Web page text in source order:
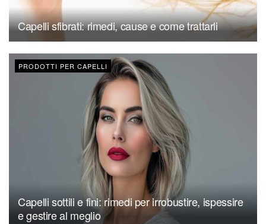
Capelli sfibrati: rimedi, cause e come trattarli
PRODOTTI PER CAPELLI
Capelli sottili e fini: rimedi per irrobustire, ispessire
e gestire al meglio